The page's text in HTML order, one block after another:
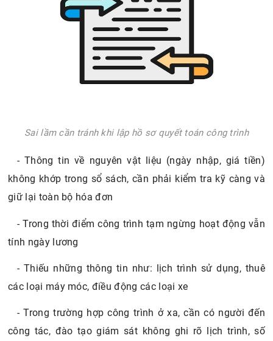
Sai lầm cần tránh khi lập hồ sơ quyết toán công trình
- Thông tin về nguyên vật liệu (ngày nhập, giá tiền)
không khớp trong sổ sách, cần phải kiểm tra kỹ càng và
giữ lại toàn bộ hóa đơn
- Trong thời điểm công trình tạm ngừng hoạt động vẫn
tính ngày lương
- Thiếu những thông tin như: lịch trình sử dụng, thuê
các loại máy móc, điều động các loại xe
- Trong trường hợp công trình ở xa, cần có người đến
công tác, đào tạo giám sát không ghi rõ lịch trình, số